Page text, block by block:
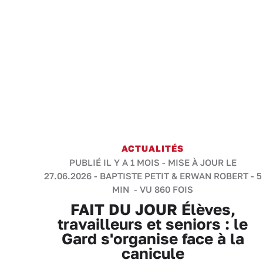
ACTUALITÉS
PUBLIÉ IL Y A 1 MOIS - MISE À JOUR LE
27.06.2026 - BAPTISTE PETIT & ERWAN ROBERT- 5
MIN - VU 860 FOIS
FAIT DU JOUR Élèves,
travailleurs et seniors : le
Gard s'organise face à la
canicule